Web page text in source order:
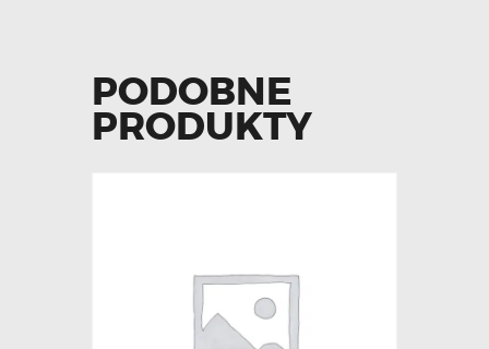
PODOBNE
PRODUKTY